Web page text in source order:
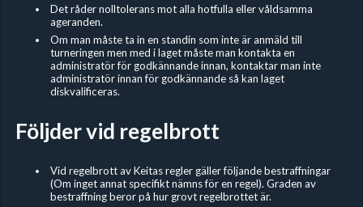
Det råder nolltolerans mot alla hotfulla eller våldsamma
ageranden.
Om man måste ta in en standin som inte är anmäld till
turneringen men med i laget måste man kontakta en
administratör för godkännande innan, kontaktar man inte
administratör innan för godkännande så kan laget
diskvalificeras.
Följder vid regelbrott
Vid regelbrott av Keitas regler gäller följande bestraffningar
(Om inget annat specifikt nämns för en regel). Graden av
bestraffning beror på hur grovt regelbrottet är.